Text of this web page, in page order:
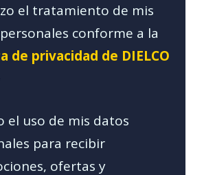
el tratamiento de mis
conforme a la
de privacidad de DIELCO
el uso de mis datos
para recibir
ofertas y